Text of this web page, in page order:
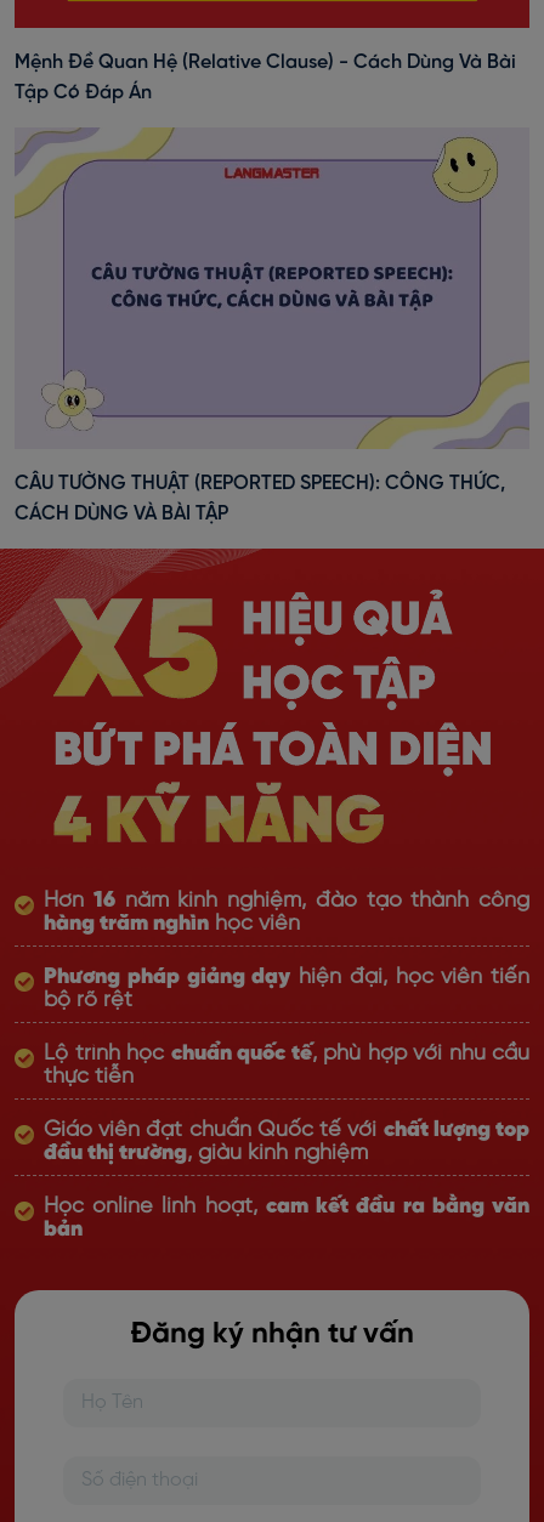
Mệnh Đề Quan Hệ (Relative Clause) - Cách Dùng Và Bài
Tập Có Đáp Án
CÂU TƯỜNG THUẬT (REPORTED SPEECH): CÔNG THỨC,
CÁCH DÙNG VÀ BÀI TẬP
Hơn 16năm kinh nghiệm, đào tạo thành công
hàng trăm nghìn học viên
Phương pháp giảng dạy hiện đại, học viên tiến
bộ rõ rệt
Lộ trình học chuẩn quốc tế, phù hợp với nhu cầu
thực tiễn
Giáo viên đạt chuẩn Quốc tế với chất lượng top
đầu thị trường, giàu kinh nghiệm
Học online linh hoạt, cam kết đầu ra bằng văn
bản
Đăng ký nhận tư vấn